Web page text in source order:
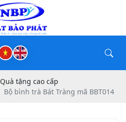
Quà tặng cao cấp
Bộ bình trà Bát Tràng mã BBT014